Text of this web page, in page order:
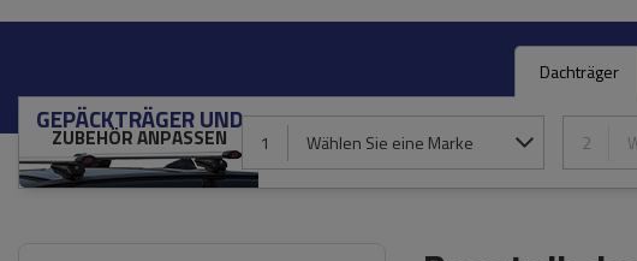
Dachträger
GEPÄCKTRÄGER UND
ZUBEHÖR ANPASSEN 1 Wählen Sie eine Marke 2